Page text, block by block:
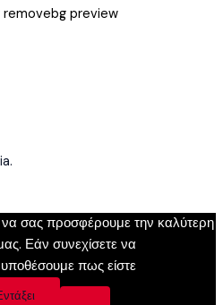
σας προσφέρουμε την καλύτερη
Εάν συνεχίσετε να
υποθέσουμε πως είστε